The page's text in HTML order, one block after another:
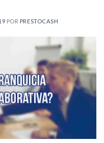
POR PRESTOCASH